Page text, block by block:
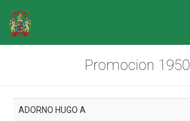
Promocion 1950
ADORNO HUGO A